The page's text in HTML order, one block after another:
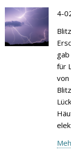
4-
für
von